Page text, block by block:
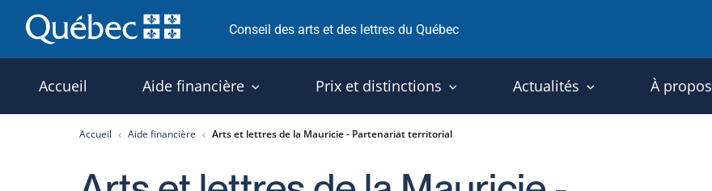
Passer
Conseil des arts et des lettres du Québec
Accueil Aide financière Prix et distinctions Actualités À propos
Accueil Aide financière Arts et lettres de la Mauricie - Partenariat territorial